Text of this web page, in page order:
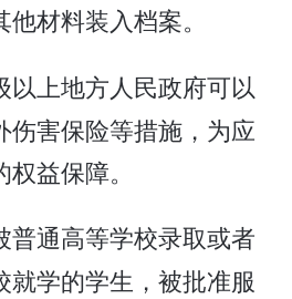
材料装入档案。
上地方人民政府可以
伤害保险等措施，为应
益保障。
通高等学校录取或者
就学的学生，被批准服